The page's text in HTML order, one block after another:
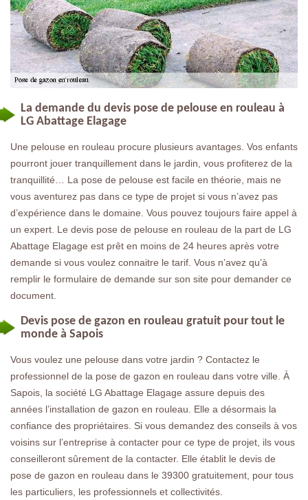
La demande du devis pose de pelouse en rouleau à
LG Abattage Elagage
Une pelouse en rouleau procure plusieurs avantages. Vos enfants
pourront jouer tranquillement dans le jardin, vous profiterez de la
tranquillité… La pose de pelouse est facile en théorie, mais ne
vous aventurez pas dans ce type de projet si vous n’avez pas
d’expérience dans le domaine. Vous pouvez toujours faire appel à
un expert. Le devis pose de pelouse en rouleau de la part de LG
Abattage Elagage est prêt en moins de 24 heures après votre
demande si vous voulez connaitre le tarif. Vous n’avez qu’à
remplir le formulaire de demande sur son site pour demander ce
document.
Devis pose de gazon en rouleau gratuit pour tout le
monde à Sapois
Vous voulez une pelouse dans votre jardin ? Contactez le
professionnel de la pose de gazon en rouleau dans votre ville. À
Sapois, la société LG Abattage Elagage assure depuis des
années l’installation de gazon en rouleau. Elle a désormais la
confiance des propriétaires. Si vous demandez des conseils à vos
voisins sur l’entreprise à contacter pour ce type de projet, ils vous
conseilleront sûrement de la contacter. Elle établit le devis de
pose de gazon en rouleau dans le 39300 gratuitement, pour tous
les particuliers, les professionnels et collectivités.